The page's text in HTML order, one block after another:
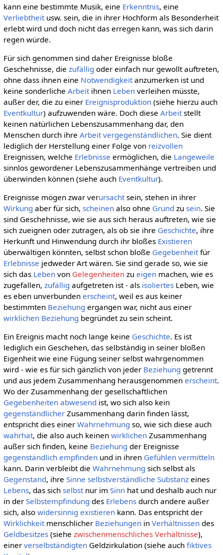
kann eine bestimmte Musik, eine Erkenntnis, eine
Verliebtheitusw. sein, die in ihrer Hochform als Besonderheit
erlebt wird und doch nicht das erregen kann, was sich darin
regen würde.
Für sich genommen sind daher Ereignisse bloße
Geschehnisse, die zufällig oder einfach nur gewollt auftreten,
ohne dass ihnen eine Notwendigkeitanzumerken ist und
keine sonderliche Arbeitihnen Lebenverleihen müsste,
außer der, die zu einer Ereignisproduktion(siehe hierzu auch
Eventkultur) aufzuwenden wäre. Doch diese Arbeitstellt
keinen natürlichen Lebenszusammenhang dar, den
Menschen durch ihre Arbeit vergegenständlichen. Sie dient
lediglich der Herstellung einer Folge von reizvollen
Ereignissen, welche Erlebnisse ermöglichen, die Langeweile
sinnlos gewordener Lebenszusammenhänge vertreiben und
überwinden können (siehe auch Eventkultur).
Ereignisse mögen zwar verursachtsein, stehen in ihrer
Wirkung aber für sich, scheinenalso ohne Grund zu sein. Sie
sind Geschehnisse, wie sie aus sich heraus auftreten, wie sie
sich zueignen oder zutragen, als ob sie ihre Geschichte, ihre
Herkunft und Hinwendung durch ihr bloßes Existieren
überwältigen könnten, selbst schon bloße Gegebenheitfür
Erlebnisse jedweder Art wären. Sie sind gerade so, wie sie
sich das Lebenvon Gelegenheitenzu eigenmachen, wie es
zugefallen, zufällig aufgetreten ist - als isoliertesLeben, wie
es eben unverbunden erscheint, weil es aus keiner
bestimmten Beziehung ergangen war, nicht aus einer
wirklichen Beziehung begründet zu sein scheint.
Ein Ereignis macht noch lange keine Geschichte. Es ist
lediglich ein Geschehen, das selbständig in seiner bloßen
Eigenheit wie eine Fügung seiner selbst wahrgenommen
wird - wie es für sich gänzlich von jeder Beziehung getrennt
und aus jedem Zusammenhang herausgenommen erscheint.
Wo der Zusammenhang der gesellschaftlichen
Gegebenheiten abwesend ist, wo sich also kein
gegenständlicherZusammenhang darin finden lässt,
entspricht dies einer Wahrnehmung so, wie sich diese auch
wahrhat, die also auch keinen wirklichenZusammenhang
außer sich finden, keine Beziehung der Ereignisse
gegenständlich empfindenund in ihren Gefühlen vermitteln
kann. Darin verbleibt die Wahrnehmung sich selbst als
Gegenstand, ihre Sinne selbstverständliche Substanzeines
Lebens, das sich selbstnur im Sinnhat und deshalb auch nur
in der Selbstempfindung des Erlebensdurch andere außer
sich, also widersinnig existierenkann. Das entspricht der
Wirklichkeitmenschlicher Beziehungenin Verhältnissendes
Geldbesitzes(siehe zwischenmenschliches Verhältnisse),
einer verselbständigtenGeldzirkulation (siehe auch fiktives